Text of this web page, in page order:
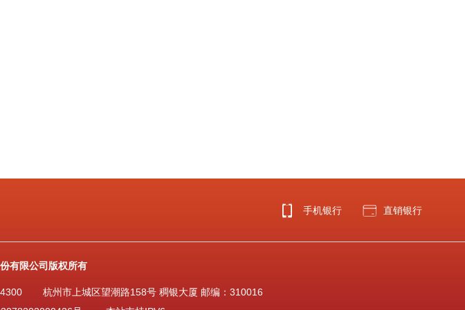
手机银行 直销银行
有限公司版权所有
杭州市上城区望潮路158号 稠银大厦 邮编：310016